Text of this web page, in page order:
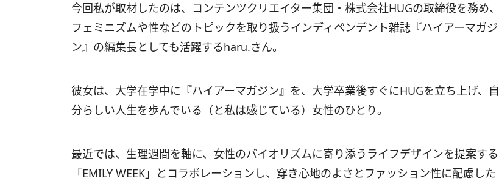
今回私が取材したのは、コンテンツクリエイター集団・株式会社HUGの取締役を務め、
フェミニズムや性などのトピックを取り扱うインディペンデント雑誌『ハイアーマガジ
ン』の編集長としても活躍するharu.さん。
彼女は、大学在学中に『ハイアーマガジン』を、大学卒業後すぐにHUGを立ち上げ、自
分らしい人生を歩んでいる（と私は感じている）女性のひとり。
最近では、生理週間を軸に、女性のバイオリズムに寄り添うライフデザインを提案する
「EMILY WEEK」とコラボレーションし、穿き心地のよさとファッション性に配慮した